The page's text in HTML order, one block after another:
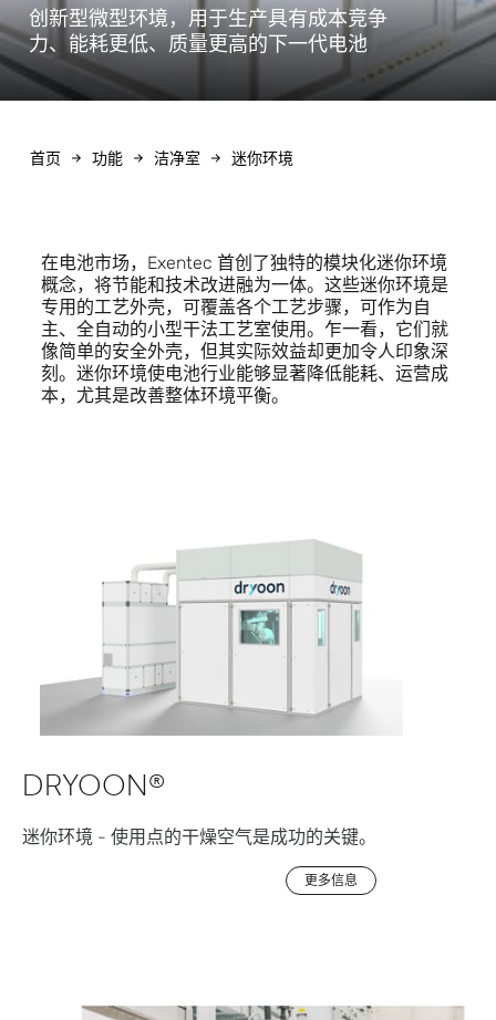
创新型微型环境，用于生产具有成本竞争
力、能耗更低、质量更高的下一代电池
首页 功能 洁净室 迷你环境
在电池市场，Exentec 首创了独特的模块化迷你环境
概念，将节能和技术改进融为一体。这些迷你环境是
专用的工艺外壳，可覆盖各个工艺步骤，可作为自
主、全自动的小型干法工艺室使用。乍一看，它们就
像简单的安全外壳，但其实际效益却更加令人印象深
刻。迷你环境使电池行业能够显著降低能耗、运营成
本，尤其是改善整体环境平衡。
DRYOON®
迷你环境 - 使用点的干燥空气是成功的关键。
更多信息